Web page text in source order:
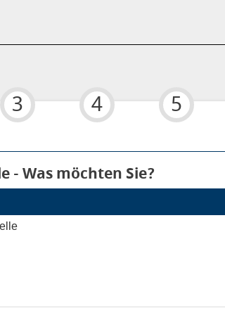
3 4 5
- Was möchten Sie?